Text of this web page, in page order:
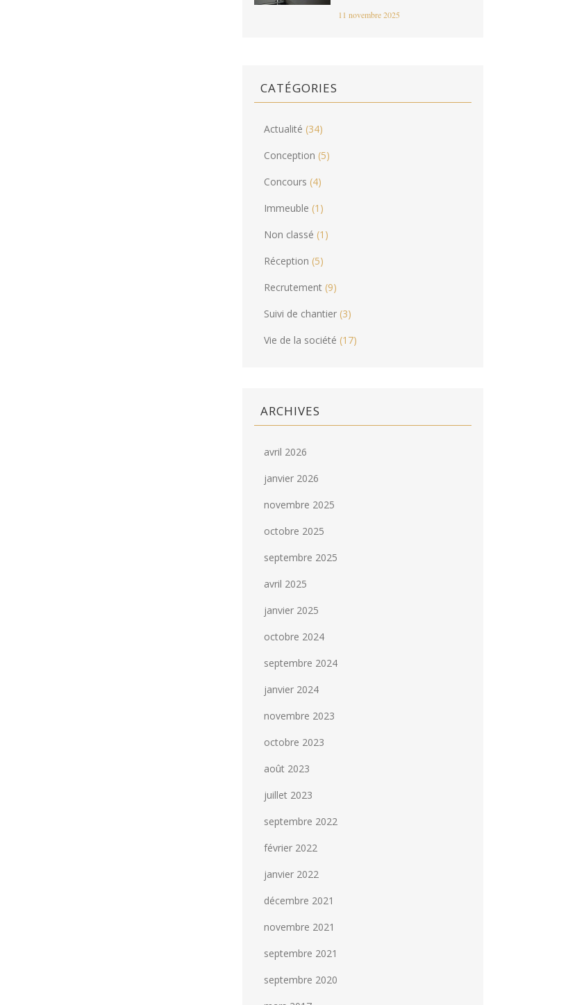
11 novembre 2025
CATÉGORIES
Actualité (34)
Conception (5)
Concours (4)
Immeuble (1)
Non classé (1)
Réception (5)
Recrutement (9)
Suivi de chantier (3)
Vie de la société (17)
ARCHIVES
avril 2026
janvier 2026
novembre 2025
octobre 2025
septembre 2025
avril 2025
janvier 2025
octobre 2024
septembre 2024
janvier 2024
novembre 2023
octobre 2023
août 2023
juillet 2023
septembre 2022
février 2022
janvier 2022
décembre 2021
novembre 2021
septembre 2021
septembre 2020